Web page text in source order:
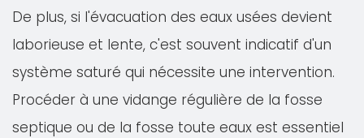
De plus, si l'évacuation des eaux usées devient
laborieuse et lente, c'est souvent indicatif d'un
système saturé qui nécessite une intervention.
Procéder à une vidange régulière de la fosse
septique ou de la fosse toute eaux est essentiel